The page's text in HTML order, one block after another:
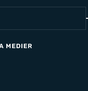
MEDIER